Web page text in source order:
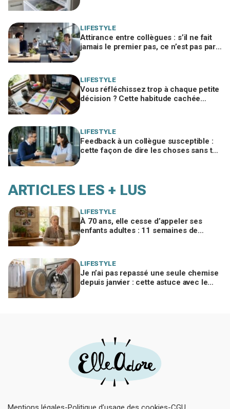
LIFESTYLE
Attirance entre collègues : s’il ne fait
jamais le premier pas, ce n’est pas par
LIFESTYLE
Vous réfléchissez trop à chaque petite
décision ? Cette habitude cachée
LIFESTYLE
Feedback à un collègue susceptible :
cette façon de dire les choses sans te
ARTICLES LES + LUS
LIFESTYLE
À 70 ans, elle cesse d’appeler ses
enfants adultes : 11 semaines de
LIFESTYLE
Je n’ai pas repassé une seule chemise
depuis janvier : cette astuce avec le